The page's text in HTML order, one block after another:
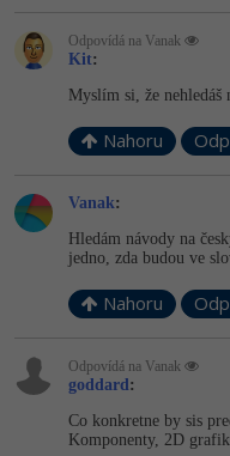
Odpovídá na Vanak
Kit:
Myslím si, že nehledáš
Nahoru
Vanak:
Hledám návody na
jedno, zda budou ve
Nahoru
Odpovídá na Vanak
goddard :
Co konkretne by sis
Komponenty, 2D